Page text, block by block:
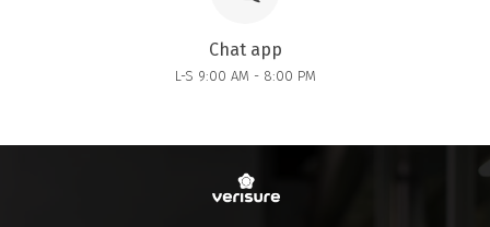
Chat app
L-S 9:00 AM - 8:00 PM